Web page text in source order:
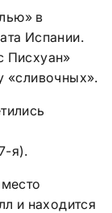
в
Испании.
Писхуан»
«сливочных».
я).
и находится